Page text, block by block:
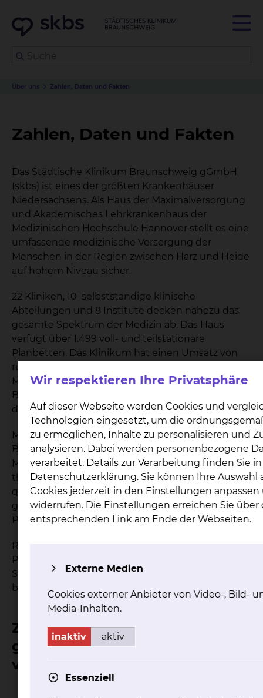
Über uns Zahlen, Daten und Fakten
Zahlen, Daten und Fakten
Das Städtische Klinikum Braunschweig gGmbH
(skbs) ist eines der größten Krankenhäuser
Niedersachsens. Als Haus der Maximalversorgung
und Akademisches Lehrkrankenhaus der
Medizinischen Hochschule Hannover stellt es eine
umfassende medizinische Versorgung der
Menschen in der Region zwischen Harz und Heide
auf hohem Niveau sicher.
22 Kliniken, 10 selbstständige klinische
Abteilungen und 8 Institute decken nahezu das
gesamte Spektrum der Medizin ab. Das Haus
verfügt über 1.499 voll- und teilstationäre
Planbetten. Das Klinikum hat einen Umsatz von
rund 430 Millionen Euro pro Jahr. Mit über 4.000
Mitarbeiterinnen und Mitarbeitern ist das Klinikum
Braunschweig einer der größten Arbeitgeber in
der Region.
Medizinischer Fortschritt genießt am Klinikum
Braunschweig einen hohen Stellenwert. Moderne
Medizintechnik, innovative diagnostische und
therapeutische Verfahren sowie engagierte und
qualifizierte Mitarbeiterinnen und Mitarbeiter
gewährleisten eine hochwertige
Patientenversorgung rund um die Uhr.
Rund 50.000 stationäre und 200.000 ambulante
Patienten werden jedes Jahr an den drei
Standorten des Klinikums Braunschweig
behandelt und betreut.
Zum Klinikum Braunschweig
gehören
vierTochtergesellschaften
Wir respektieren Ihre Privatsphäre
Auf dieser Webseite werden Cookies und
Technologien eingesetzt, um die
zu ermöglichen, Inhalte zu personalisieren und
analysieren. Dabei werden personenbezogene
verarbeitet. Details zur Verarbeitung finden Sie
Datenschutzerklärung. Sie können Ihre Auswahl
Cookies jederzeit in den Einstellungen anpassen
widerrufen. Die Einstellungen erreichen Sie über
entsprechenden Link am Ende der Webseiten.
Externe Medien
Cookies externer Anbieter von Video-, Bild-
Media-Inhalten.
inaktiv aktiv
Essenziell